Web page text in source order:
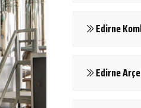
Edirne
Edirne